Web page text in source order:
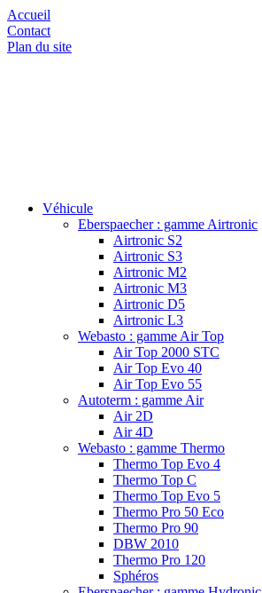
Accueil
Contact
Plan du site
Véhicule
Eberspaecher : gamme Airtronic
Airtronic S2
Airtronic S3
Airtronic M2
Airtronic M3
Airtronic D5
Airtronic L3
Webasto : gamme Air Top
Air Top 2000 STC
Air Top Evo 40
Air Top Evo 55
Autoterm : gamme Air
Air 2D
Air 4D
Webasto : gamme Thermo
Thermo Top Evo 4
Thermo Top C
Thermo Top Evo 5
Thermo Pro 50 Eco
Thermo Pro 90
DBW 2010
Thermo Pro 120
Sphéros